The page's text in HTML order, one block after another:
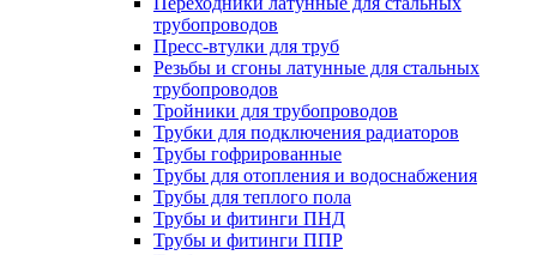
трубопроводов
Пресс-втулки для труб
Резьбы и сгоны латунные для стальных
трубопроводов
Тройники для трубопроводов
Трубки для подключения радиаторов
Трубы гофрированные
Трубы для отопления и водоснабжения
Трубы для теплого пола
Трубы и фитинги ПНД
Трубы и фитинги ППР